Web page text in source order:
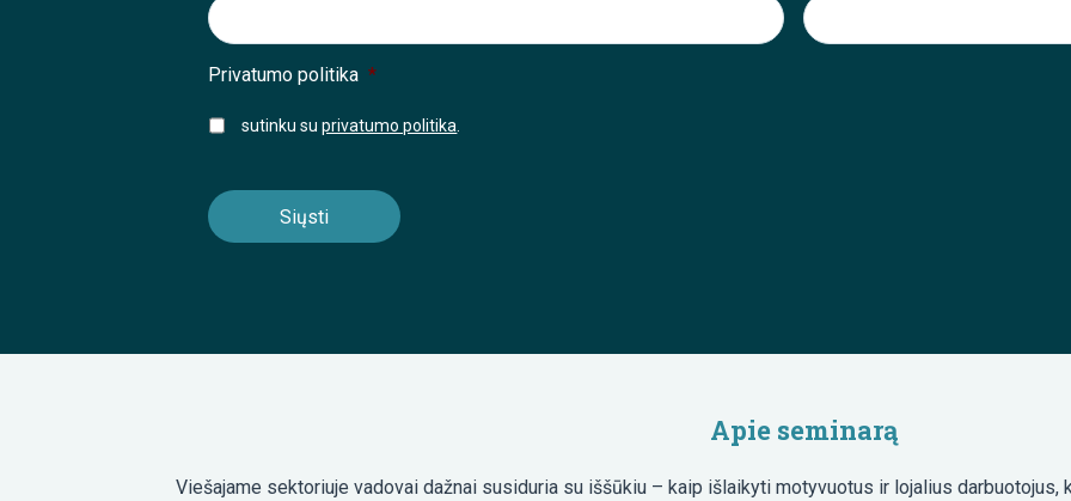
Privatumo politika *
sutinku suprivatumo politika
Apie seminarą
Viešajame sektoriuje vadovai dažnai susiduria su iššūkiu – kaip išlaikyti motyvuotus ir lojalius darbuotojus,